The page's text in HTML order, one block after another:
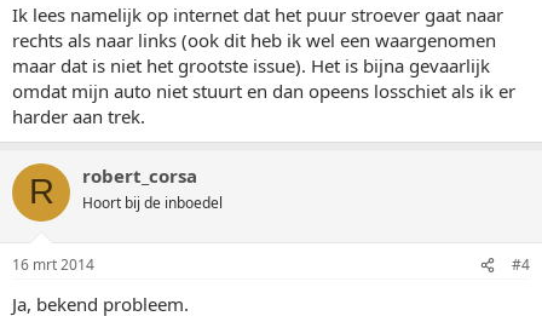
Ik lees namelijk op internet dat het puur stroever gaat naar
rechts als naar links (ook dit heb ik wel een waargenomen
maar dat is niet het grootste issue). Het is bijna gevaarlijk
omdat mijn auto niet stuurt en dan opeens losschiet als ik er
harder aan trek.
R robert_corsa
Hoort bij de inboedel
16 mrt 2014 #4
Ja, bekend probleem.